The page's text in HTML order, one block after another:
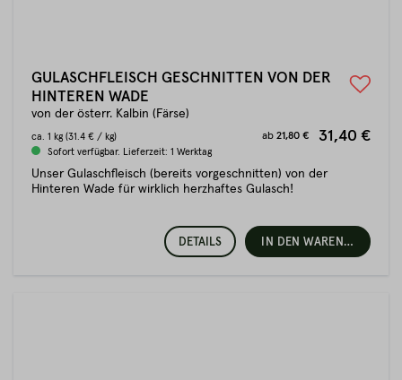
GULASCHFLEISCH GESCHNITTEN VON DER
HINTEREN WADE
von der österr. Kalbin (Färse)
ca. 1 kg (31.4 € / kg) ab 21,80 € 31,40 €
Sofort verfügbar. Lieferzeit: 1 Werktag
Unser Gulaschfleisch (bereits vorgeschnitten) von der
Hinteren Wade für wirklich herzhaftes Gulasch!
DETAILS IN DEN WARENKORB